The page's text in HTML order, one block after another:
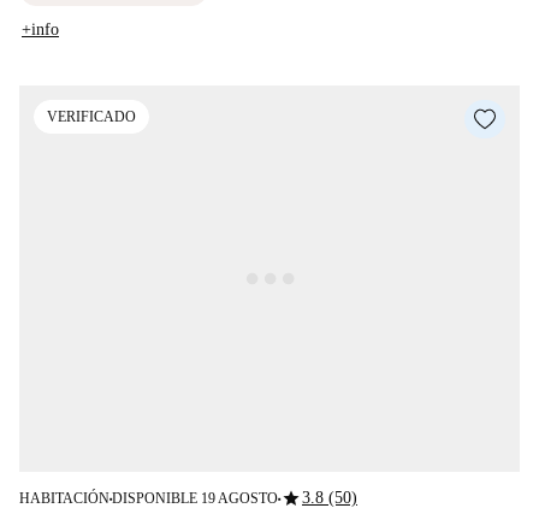
+info
VERIFICADO
HABITACIÓN■DISPONIBLE 19 AGOSTO■star3.8 (50)